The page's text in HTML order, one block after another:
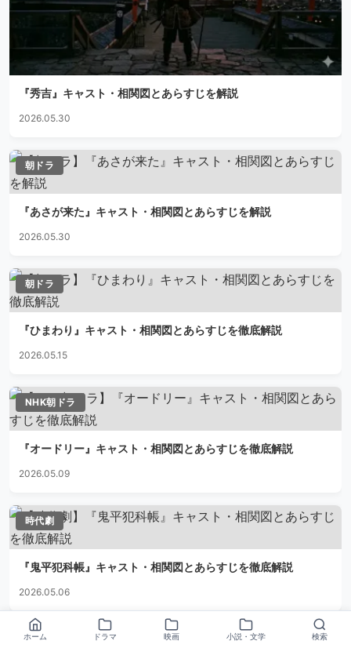
『秀吉』キャスト・相関図とあらすじを解説
2026.05.30
朝ドラ
『あさが来た』キャスト・相関図とあらすじを解説
2026.05.30
朝ドラ
『ひまわり』キャスト・相関図とあらすじを徹底解説
2026.05.15
NHK朝ドラ
『オードリー』キャスト・相関図とあらすじを徹底解説
2026.05.09
時代劇
『鬼平犯科帳』キャスト・相関図とあらすじを徹底解説
2026.05.06
ホーム ドラマ 映画 小説・文学 検索